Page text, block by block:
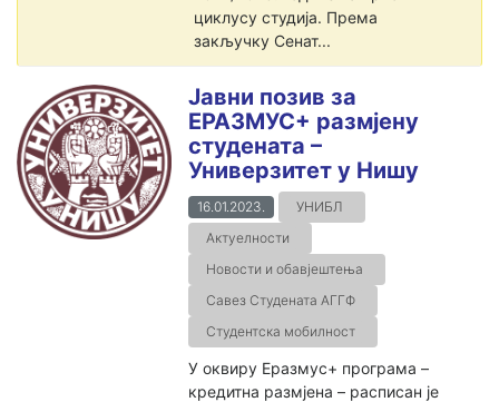
циклусу студија. Према
закључку Сенат...
Јавни позив за
ЕРАЗМУС+ размјену
студената –
Универзитет у Нишу
16.01.2023.
УНИБЛ
Актуелности
Новости и обавјештења
Савез Студената АГГФ
Студентска мобилност
У оквиру Еразмус+ програма –
кредитна размјена – расписан је